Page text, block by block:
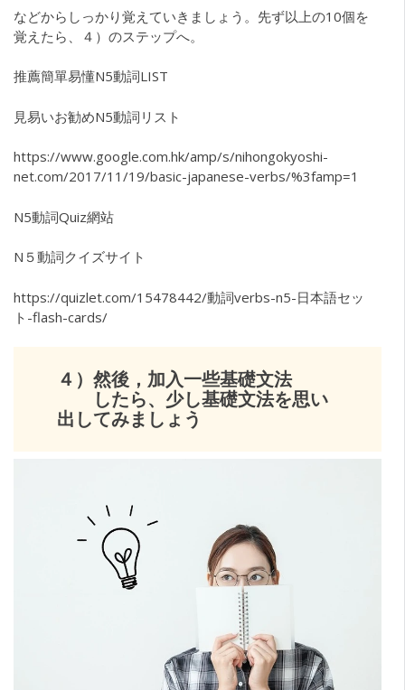
などからしっかり覚えていきましょう。先ず以上の10個を
覚えたら、４）のステップへ。
推薦簡單易懂N5動詞LIST
見易いお勧めN5動詞リスト
https://www.google.com.hk/amp/s/nihongokyoshi-
net.com/2017/11/19/basic-japanese-verbs/%3famp=1
N5動詞Quiz網站
N５動詞クイズサイト
https://quizlet.com/15478442/動詞verbs-n5-日本語セッ
ト-flash-cards/
４）然後，加入一些基礎文法
したら、少し基礎文法を思い
出してみましょう